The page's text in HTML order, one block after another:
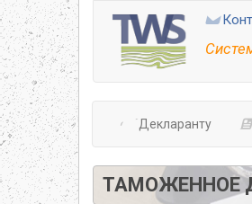
Перейти
к
основному
содержанию
Декларанту
ТАМОЖЕННОЕ